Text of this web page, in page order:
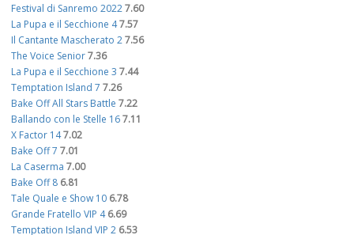
Festival di Sanremo 20227.60
La Pupa e il Secchione 47.57
Il Cantante Mascherato 27.56
The Voice Senior7.36
La Pupa e il Secchione 3 7.44
Temptation Island 7 7.26
Bake Off All Stars Battle 7.22
Ballando con le Stelle 167.11
X Factor 147.02
Bake Off 7 7.01
La Caserma 7.00
Bake Off 8 6.81
Tale Quale e Show 10 6.78
Grande Fratello VIP 4 6.69
Temptation Island VIP 2 6.53